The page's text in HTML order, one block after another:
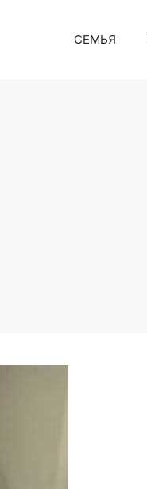
СЕМЬЯ